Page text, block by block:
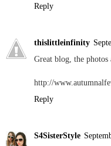
Reply
thislittleinfinity
Great blog, the
http://
Reply
S4SisterStyle